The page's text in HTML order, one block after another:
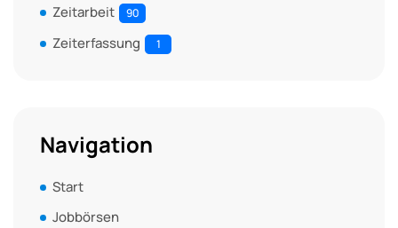
Zeitarbeit 90
Zeiterfassung 1
Navigation
Start
Jobbörsen